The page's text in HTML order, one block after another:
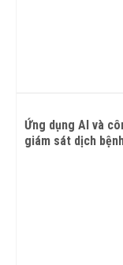
Ứng dụng AI và
giám sát dịch